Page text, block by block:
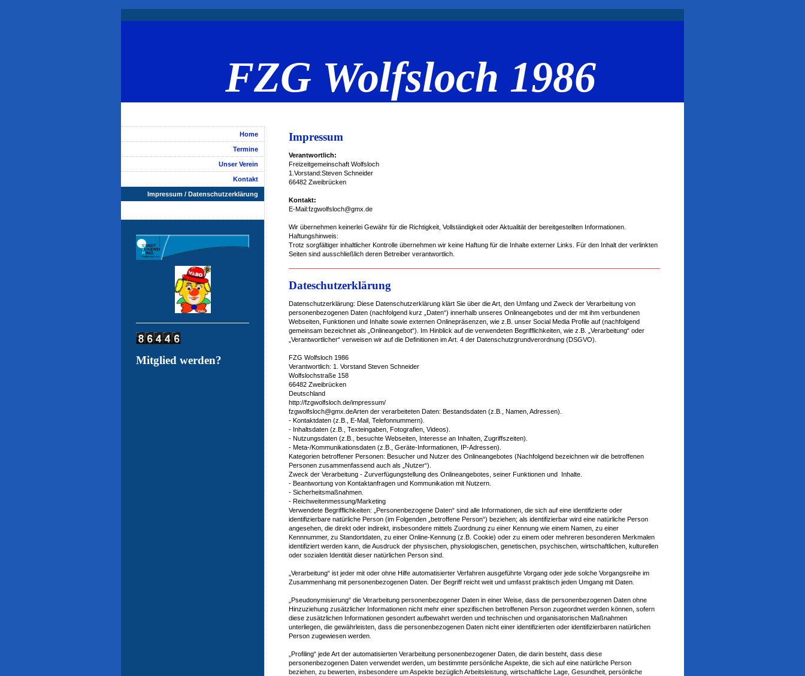
FZG Wolfsloch 1986
Impressum
Verantwortlich:
Freizeitgemeinschaft Wolfsloch
1.Vorstand:Steven Schneider
66482 Zweibrücken
Kontakt:
E-Mail:fzgwolfsloch@gmx.de
Wir übernehmen keinerlei Gewähr für die Richtigkeit, Vollständigkeit oder Aktualität der bereitgestellten Informationen.
Haftungshinweis:
Trotz sorgfältiger inhaltlicher Kontrolle übernehmen wir keine Haftung für die Inhalte externer Links. Für den Inhalt der verlinkten
Seiten sind ausschließlich deren Betreiber verantwortlich.
Dateschutzerklärung
Datenschutzerklärung: Diese Datenschutzerklärung klärt Sie über die Art, den Umfang und Zweck der Verarbeitung von
personenbezogenen Daten (nachfolgend kurz „Daten“) innerhalb unseres Onlineangebotes und der mit ihm verbundenen
Webseiten, Funktionen und Inhalte sowie externen Onlinepräsenzen, wie z.B. unser Social Media Profile auf (nachfolgend
gemeinsam bezeichnet als „Onlineangebot“). Im Hinblick auf die verwendeten Begrifflichkeiten, wie z.B. „Verarbeitung“ oder
„Verantwortlicher“ verweisen wir auf die Definitionen im Art. 4 der Datenschutzgrundverordnung (DSGVO).
FZG Wolfsloch 1986
Verantwortlich: 1. Vorstand Steven Schneider
Wolfslochstraße 158
66482 Zweibrücken
Deutschland
http://fzgwolfsloch.de/impressum/
fzgwolfsloch@gmx.deArten der verarbeiteten Daten: Bestandsdaten (z.B., Namen, Adressen).
- Kontaktdaten (z.B., E-Mail, Telefonnummern).
- Inhaltsdaten (z.B., Texteingaben, Fotografien, Videos).
- Nutzungsdaten (z.B., besuchte Webseiten, Interesse an Inhalten, Zugriffszeiten).
- Meta-/Kommunikationsdaten (z.B., Geräte-Informationen, IP-Adressen).
Kategorien betroffener Personen: Besucher und Nutzer des Onlineangebotes (Nachfolgend bezeichnen wir die betroffenen
Personen zusammenfassend auch als „Nutzer“).
Zweck der Verarbeitung - Zurverfügungstellung des Onlineangebotes, seiner Funktionen und Inhalte.
- Beantwortung von Kontaktanfragen und Kommunikation mit Nutzern.
- Sicherheitsmaßnahmen.
- Reichweitenmessung/Marketing
Verwendete Begrifflichkeiten: „Personenbezogene Daten“ sind alle Informationen, die sich auf eine identifizierte oder
identifizierbare natürliche Person (im Folgenden „betroffene Person“) beziehen; als identifizierbar wird eine natürliche Person
angesehen, die direkt oder indirekt, insbesondere mittels Zuordnung zu einer Kennung wie einem Namen, zu einer
Kennnummer, zu Standortdaten, zu einer Online-Kennung (z.B. Cookie) oder zu einem oder mehreren besonderen Merkmalen
identifiziert werden kann, die Ausdruck der physischen, physiologischen, genetischen, psychischen, wirtschaftlichen, kulturellen
oder sozialen Identität dieser natürlichen Person sind.
„Verarbeitung“ ist jeder mit oder ohne Hilfe automatisierter Verfahren ausgeführte Vorgang oder jede solche Vorgangsreihe im
Zusammenhang mit personenbezogenen Daten. Der Begriff reicht weit und umfasst praktisch jeden Umgang mit Daten.
„Pseudonymisierung“ die Verarbeitung personenbezogener Daten in einer Weise, dass die personenbezogenen Daten ohne
Hinzuziehung zusätzlicher Informationen nicht mehr einer spezifischen betroffenen Person zugeordnet werden können, sofern
diese zusätzlichen Informationen gesondert aufbewahrt werden und technischen und organisatorischen Maßnahmen
unterliegen, die gewährleisten, dass die personenbezogenen Daten nicht einer identifizierten oder identifizierbaren natürlichen
Person zugewiesen werden.
„Profiling“ jede Art der automatisierten Verarbeitung personenbezogener Daten, die darin besteht, dass diese
personenbezogenen Daten verwendet werden, um bestimmte persönliche Aspekte, die sich auf eine natürliche Person
beziehen, zu bewerten, insbesondere um Aspekte bezüglich Arbeitsleistung, wirtschaftliche Lage, Gesundheit, persönliche
Home
Termine
Unser Verein
Kontakt
Impressum / Datenschutzerklärung
Mitglied werden?